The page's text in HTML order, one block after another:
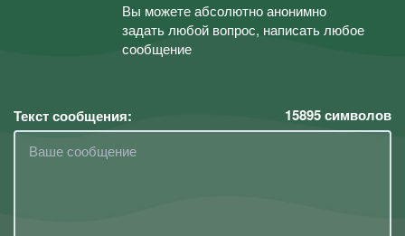
Вы можете абсолютно анонимно
задать любой вопрос, написать любое
сообщение
Текст сообщения: 15895символов